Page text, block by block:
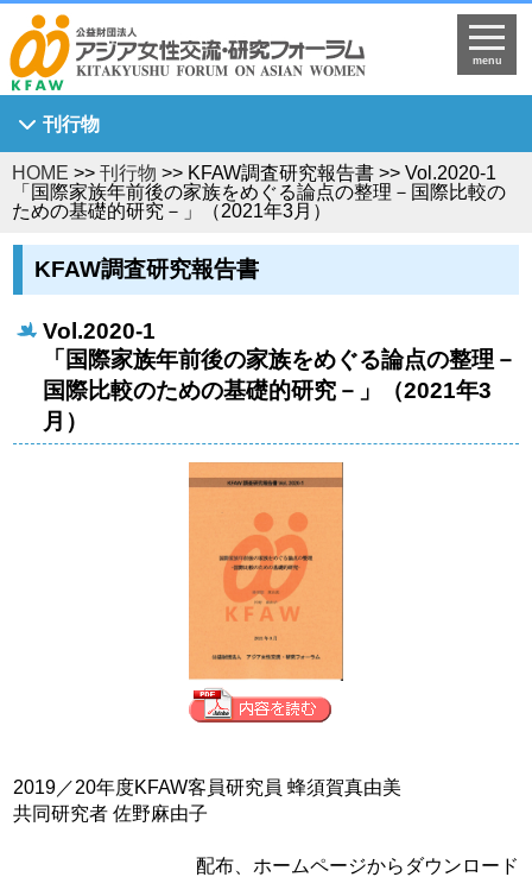
menu
刊行物
Asian Breeze
アジア女性研究
KFAW調査研究報告書
Journal of Asian Women's Studies
KFAW客員研究員研究報告書
世界中のひまわり姫へ
HOME >> 刊行物 >> KFAW調査研究報告書 >> Vol.2020-1
「国際家族年前後の家族をめぐる論点の整理－国際比較の
ための基礎的研究－」（2021年3月）
KFAW調査研究報告書
Vol.2020-1
「国際家族年前後の家族をめぐる論点の整理－
国際比較のための基礎的研究－」（2021年3
月）
2019／20年度KFAW客員研究員 蜂須賀真由美
共同研究者 佐野麻由子
配布、ホームページからダウンロード